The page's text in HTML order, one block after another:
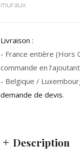
muraux
Livraison :
- France entière (Hors
commande en
- Belgique /
demande de devis.
Description